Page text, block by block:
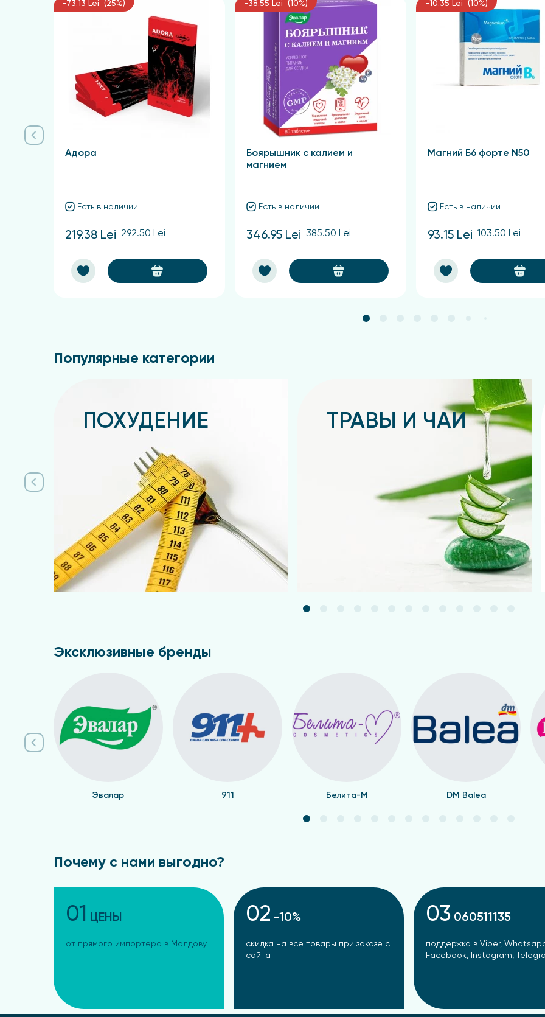
-73.13 Lei (25%)
Адора
Есть в наличии
219.38 Lei 292.50 Lei
-38.55 Lei (10%)
Боярышник с калием и
магнием
Есть в наличии
346.95 Lei 385.50 Lei
-10.35 Lei (10%)
Магний Б6 форте N50
Есть в наличии
93.15 Lei 103.50 Lei
Популярные категории
ПОХУДЕНИЕ ТРАВЫ И ЧАИ
Эксклюзивные бренды
Эвалар 911 Белита-М DM Balea
Почему с нами выгодно?
01 ЦЕНЫ
от прямого импортера в Молдову
02 -10%
скидка на все товары при заказе с
сайта
03 060511135
поддержка в Viber,
Facebook, Instagram,